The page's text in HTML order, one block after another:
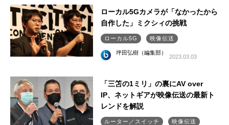
ローカル5Gカメラが「なかったから
自作した」ミクシィの挑戦
ローカル5G 映像伝送
坪田弘樹（編集部）
2023.03.03
「三笘の1ミリ」の裏にAV over
IP、ネットギアが映像伝送の最新ト
レンドを解説
ルーター／スイッチ 映像伝送